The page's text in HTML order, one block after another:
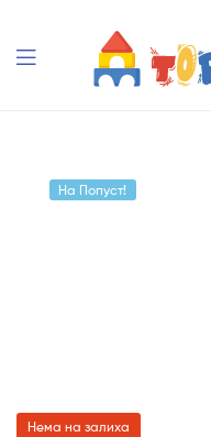
На Попуст!
Нема на залиха